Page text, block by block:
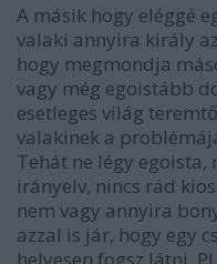
A másik hogy eléggé
valaki annyira király
hogy megmondja
vagy még egoistább
esetleges világ
valakinek a
Tehát ne légy
irányelv, nincs rád
nem vagy annyira
azzal is jár, hogy egy
helyesen fogsz látni.